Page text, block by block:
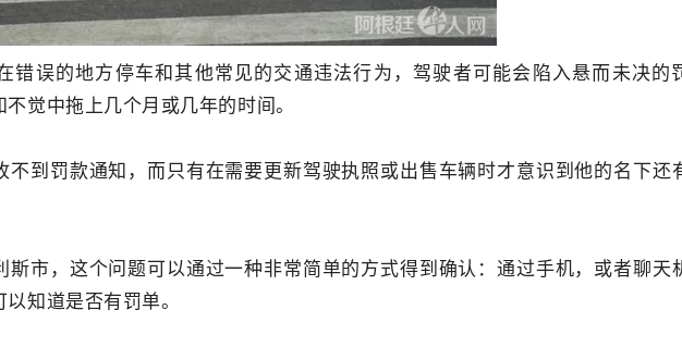
错误的地方停车和其他常见的交通违法行为，驾驶者可能会陷入悬而未决的
觉中拖上几个月或几年的时间。
不到罚款通知，而只有在需要更新驾驶执照或出售车辆时才意识到他的名下还
斯市，这个问题可以通过一种非常简单的方式得到确认：通过手机，或者聊天
知道是否有罚单。